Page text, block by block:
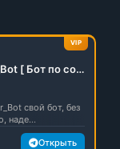
VIP
🤖 TGCreator_Bot [ Бот по созданию ботов]
свой бот, без
наде...
Открыть